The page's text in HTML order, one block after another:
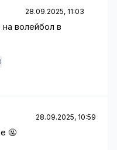
28.09.2025, 11:03
волейбол в
28.09.2025, 10:59
🤬